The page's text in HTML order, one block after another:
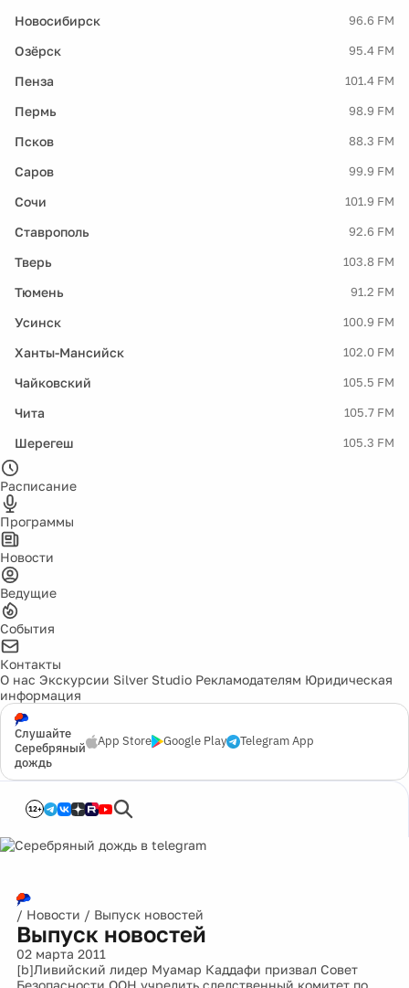
Новосибирск 96.6 FM
Озёрск 95.4 FM
Пенза 101.4 FM
Пермь 98.9 FM
Псков 88.3 FM
Саров 99.9 FM
Сочи 101.9 FM
Ставрополь 92.6 FM
Тверь 103.8 FM
Тюмень 91.2 FM
Усинск 100.9 FM
Ханты-Мансийск 102.0 FM
Чайковский 105.5 FM
Чита 105.7 FM
Шерегеш 105.3 FM
Расписание
Программы
Новости
Ведущие
События
Контакты
О нас Экскурсии Silver Studio Рекламодателям Юридическая
информация
Слушайте
Серебряный
дождь
App Store Google Play Telegram App
12+
/ Новости / Выпуск новостей
Выпуск новостей
02 марта 2011
[b]Ливийский лидер Муамар Каддафи призвал Совет